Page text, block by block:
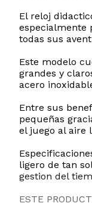
El reloj
especialmente
todas sus
Este modelo
grandes y
acero
Entre sus
pequeñas
el juego al aire
ligero de tan
gestion del
ESTE